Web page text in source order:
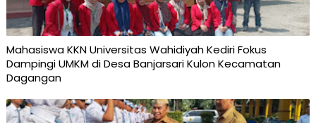
Mahasiswa KKN Universitas Wahidiyah Kediri Fokus
Dampingi UMKM di Desa Banjarsari Kulon Kecamatan
Dagangan